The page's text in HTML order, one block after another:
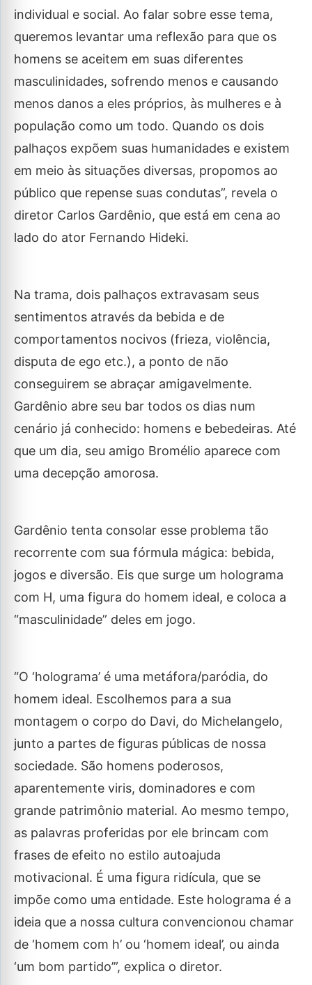
individual e social. Ao falar sobre esse tema,
queremos levantar uma reflexão para que os
homens se aceitem em suas diferentes
masculinidades, sofrendo menos e causando
menos danos a eles próprios, às mulheres e à
população como um todo. Quando os dois
palhaços expõem suas humanidades e existem
em meio às situações diversas, propomos ao
público que repense suas condutas”, revela o
diretor Carlos Gardênio, que está em cena ao
lado do ator Fernando Hideki.
Na trama, dois palhaços extravasam seus
sentimentos através da bebida e de
comportamentos nocivos (frieza, violência,
disputa de ego etc.), a ponto de não
conseguirem se abraçar amigavelmente.
Gardênio abre seu bar todos os dias num
cenário já conhecido: homens e bebedeiras. Até
que um dia, seu amigo Bromélio aparece com
uma decepção amorosa.
Gardênio tenta consolar esse problema tão
recorrente com sua fórmula mágica: bebida,
jogos e diversão. Eis que surge um holograma
com H, uma figura do homem ideal, e coloca a
“masculinidade” deles em jogo.
“O ‘holograma’ é uma metáfora/paródia, do
homem ideal. Escolhemos para a sua
montagem o corpo do Davi, do Michelangelo,
junto a partes de figuras públicas de nossa
sociedade. São homens poderosos,
aparentemente viris, dominadores e com
grande patrimônio material. Ao mesmo tempo,
as palavras proferidas por ele brincam com
frases de efeito no estilo autoajuda
motivacional. É uma figura ridícula, que se
impõe como uma entidade. Este holograma é a
ideia que a nossa cultura convencionou chamar
de ‘homem com h’ ou ‘homem ideal’, ou ainda
‘um bom partido’”, explica o diretor.